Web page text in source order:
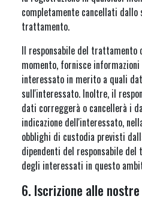
completamente cancellati
trattamento.
Il responsabile del trattamento
momento, fornisce
interessato in merito a quali
sull'interessato. Inoltre, il
dati correggerà o cancellerà i
indicazione dell'interessato,
obblighi di custodia previsti
dipendenti del responsabile
degli interessati in questo
6. Iscrizione alle